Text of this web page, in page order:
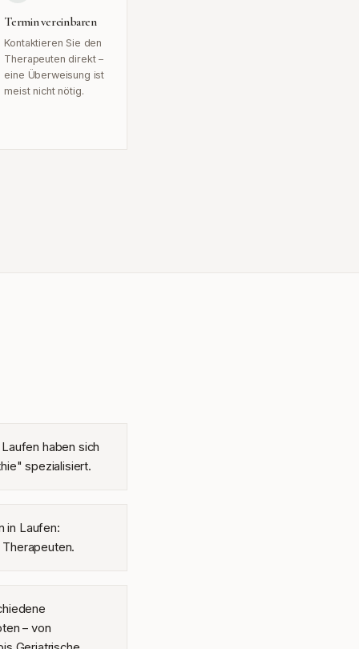
Termin vereinbaren
Kontaktieren Sie den
Therapeuten direkt –
eine Überweisung ist
meist nicht nötig.
haben sich
spezialisiert.
in Laufen:
Therapeuten.
– von